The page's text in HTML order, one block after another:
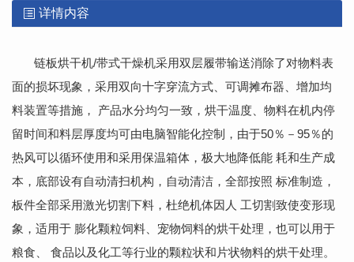
详情内容
链板烘干机/带式干燥机采用双层履带输送消除了对物料表
面的损坏现象，采用双向十字穿流方式、可调摊布器、增加均
料装置等措施， 产品水分均匀一致，烘干温度、物料在机内停
留时间和料层厚度均可由电脑智能化控制，由于50％－ 95％的
热风可以循环使用和采用保温箱体，极大地降低能 耗和生产成
本，底部设有自动清扫机构，自动清洁，全部按照 标准制造，
板件全部采用激光切割下料，杜绝机体因人 工切割致使变形现
象，适用于 膨化颗粒饲料、宠物饲料的烘干处理，也可以用于
粮食、 食品以及化工等行业的颗粒状和片状物料的烘干处理。